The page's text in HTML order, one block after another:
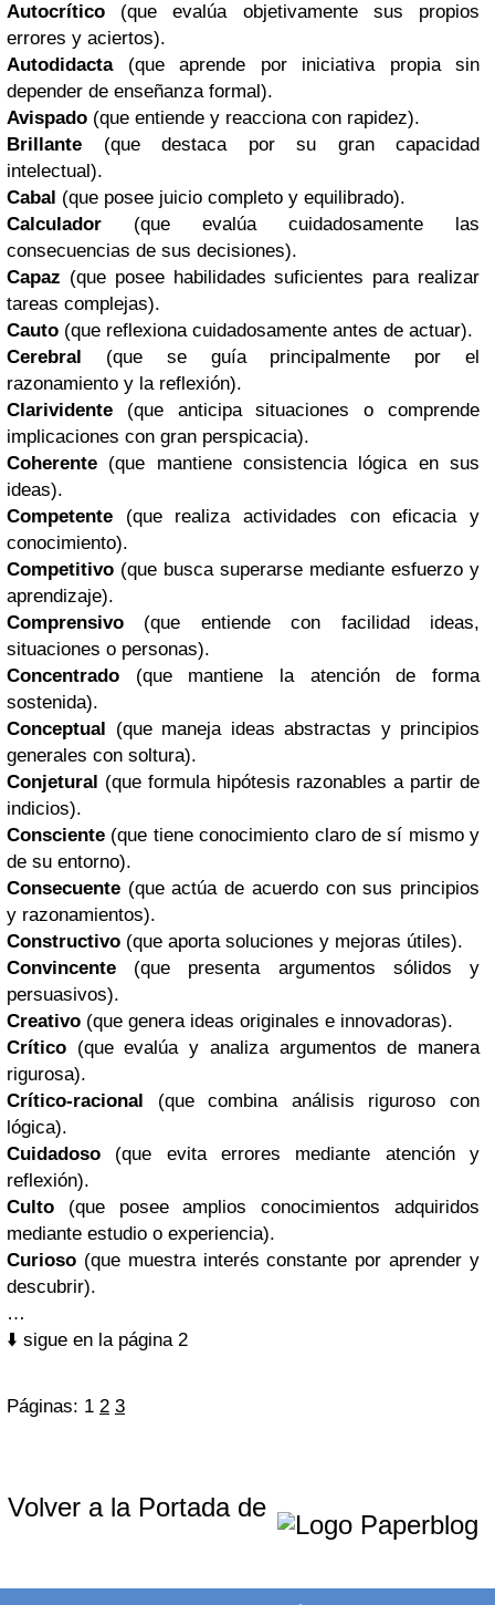
Autocrítico (que evalúa objetivamente sus propios
errores y aciertos).
Autodidacta (que aprende por iniciativa propia sin
depender de enseñanza formal).
Avispado (que entiende y reacciona con rapidez).
Brillante (que destaca por su gran capacidad
intelectual).
Cabal (que posee juicio completo y equilibrado).
Calculador (que evalúa cuidadosamente las
consecuencias de sus decisiones).
Capaz (que posee habilidades suficientes para realizar
tareas complejas).
Cauto (que reflexiona cuidadosamente antes de actuar).
Cerebral (que se guía principalmente por el
razonamiento y la reflexión).
Clarividente (que anticipa situaciones o comprende
implicaciones con gran perspicacia).
Coherente (que mantiene consistencia lógica en sus
ideas).
Competente (que realiza actividades con eficacia y
conocimiento).
Competitivo (que busca superarse mediante esfuerzo y
aprendizaje).
Comprensivo (que entiende con facilidad ideas,
situaciones o personas).
Concentrado (que mantiene la atención de forma
sostenida).
Conceptual (que maneja ideas abstractas y principios
generales con soltura).
Conjetural (que formula hipótesis razonables a partir de
indicios).
Consciente (que tiene conocimiento claro de sí mismo y
de su entorno).
Consecuente (que actúa de acuerdo con sus principios
y razonamientos).
Constructivo (que aporta soluciones y mejoras útiles).
Convincente (que presenta argumentos sólidos y
persuasivos).
Creativo (que genera ideas originales e innovadoras).
Crítico (que evalúa y analiza argumentos de manera
rigurosa).
Crítico-racional (que combina análisis riguroso con
lógica).
Cuidadoso (que evita errores mediante atención y
reflexión).
Culto (que posee amplios conocimientos adquiridos
mediante estudio o experiencia).
Curioso (que muestra interés constante por aprender y
descubrir).
…
⬇️ sigue en la página 2
Páginas: 1 2 3
Volver a la Portada de